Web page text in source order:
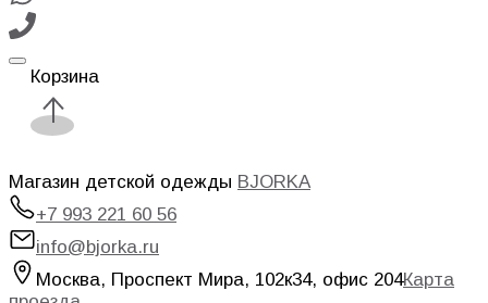
Корзина
Магазин детской одежды BJORKA
+7 993 221 60 56
info@bjorka.ru
Москва, Проспект Мира, 102к34, офис 204Карта